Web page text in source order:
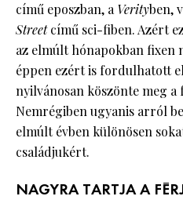
című eposzban, aVerityben,
Streetcímű sci-fiben. Azért
az elmúlt hónapokban fixen
éppen ezért is fordulhatott
nyilvánosan köszönte meg a
Nemrégiben ugyanis arról
elmúlt évben különösen
családjukért.
NAGYRA TARTJA A